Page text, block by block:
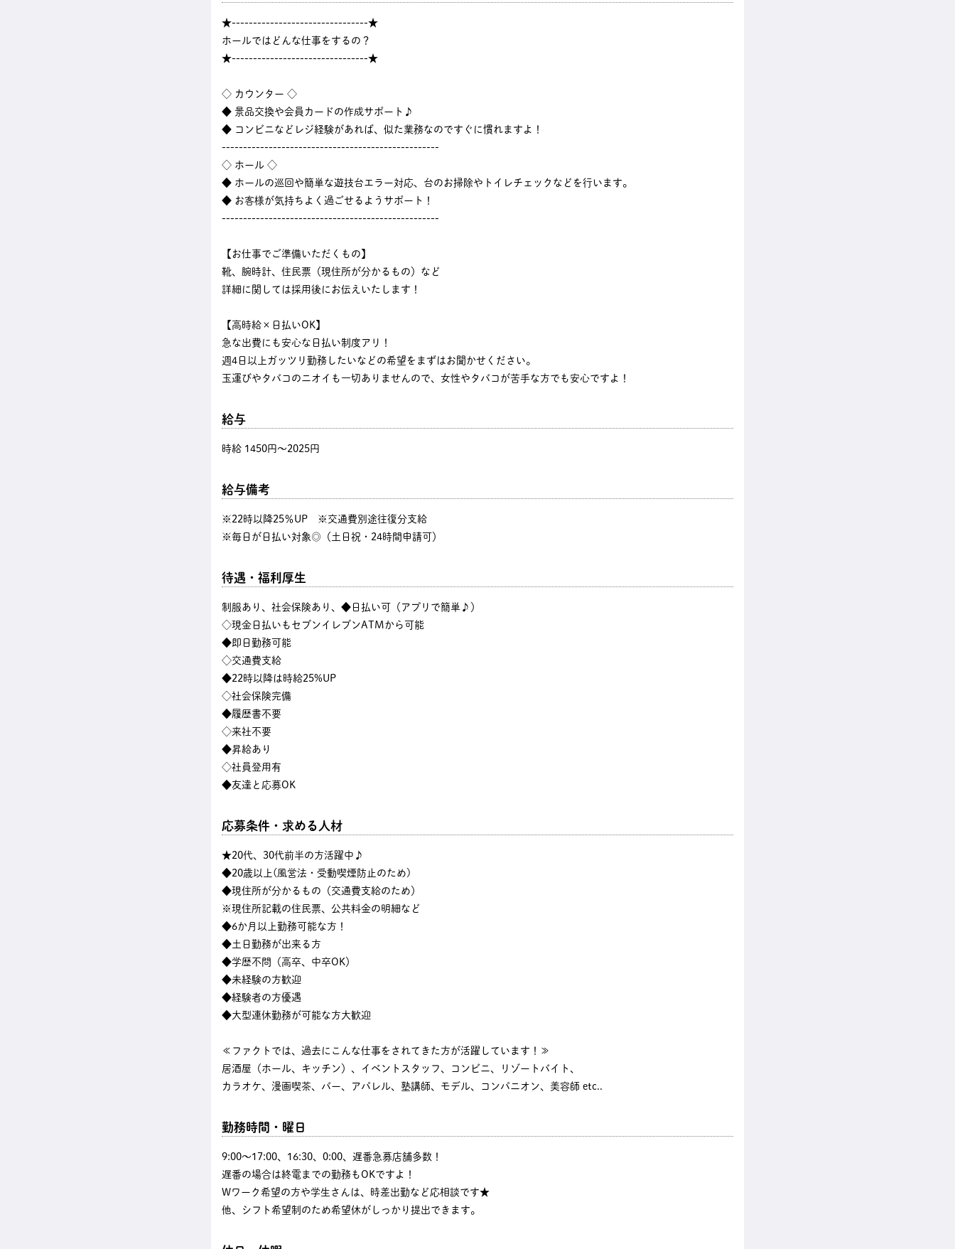
★--------------------------------★
ホールではどんな仕事をするの？
★--------------------------------★
◇ カウンター ◇
◆ 景品交換や会員カードの作成サポート♪
◆ コンビニなどレジ経験があれば、似た業務なのですぐに慣れますよ！
---------------------------------------------------
◇ ホール ◇
◆ ホールの巡回や簡単な遊技台エラー対応、台のお掃除やトイレチェックなどを行います。
◆ お客様が気持ちよく過ごせるようサポート！
---------------------------------------------------
【お仕事でご準備いただくもの】
靴、腕時計、住民票（現住所が分かるもの）など
詳細に関しては採用後にお伝えいたします！
【高時給×日払いOK】
急な出費にも安心な日払い制度アリ！
週4日以上ガッツリ勤務したいなどの希望をまずはお聞かせください。
玉運びやタバコのニオイも一切ありませんので、女性やタバコが苦手な方でも安心ですよ！
給与
時給 1450円〜2025円
給与備考
※22時以降25％UP ※交通費別途往復分支給
※毎日が日払い対象◎（土日祝・24時間申請可）
待遇・福利厚生
制服あり、社会保険あり、◆日払い可（アプリで簡単♪）
◇現金日払いもセブンイレブンATMから可能
◆即日勤務可能
◇交通費支給
◆22時以降は時給25%UP
◇社会保険完備
◆履歴書不要
◇来社不要
◆昇給あり
◇社員登用有
◆友達と応募OK
応募条件・求める人材
★20代、30代前半の方活躍中♪
◆20歳以上(風営法・受動喫煙防止のため)
◆現住所が分かるもの（交通費支給のため）
※現住所記載の住民票、公共料金の明細など
◆6か月以上勤務可能な方！
◆土日勤務が出来る方
◆学歴不問（高卒、中卒OK）
◆未経験の方歓迎
◆経験者の方優遇
◆大型連休勤務が可能な方大歓迎
≪ファクトでは、過去にこんな仕事をされてきた方が活躍しています！≫
居酒屋（ホール、キッチン）、イベントスタッフ、コンビニ、リゾートバイト、
カラオケ、漫画喫茶、バー、アパレル、塾講師、モデル、コンパニオン、美容師 etc..
勤務時間・曜日
9:00〜17:00、16:30、0:00、遅番急募店舗多数！
遅番の場合は終電までの勤務もOKですよ！
Wワーク希望の方や学生さんは、時差出勤など応相談です★
他、シフト希望制のため希望休がしっかり提出できます。